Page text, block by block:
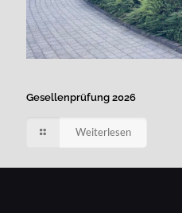
Gesellenprüfung 2026
Weiterlesen